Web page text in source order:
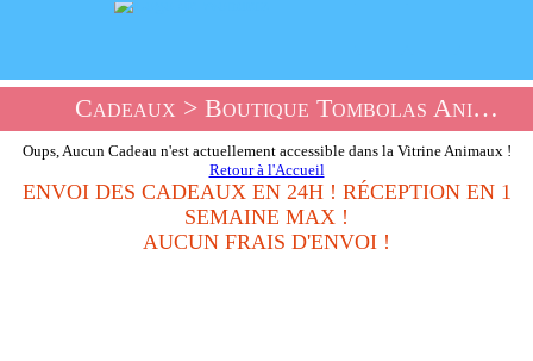
Cadeaux > Boutique Tombolas Animaux
Oups, Aucun Cadeau n'est actuellement accessible dans la Vitrine Animaux !
Retour à l'Accueil
ENVOI DES CADEAUX EN 24H ! RÉCEPTION EN 1
SEMAINE MAX !
AUCUN FRAIS D'ENVOI !